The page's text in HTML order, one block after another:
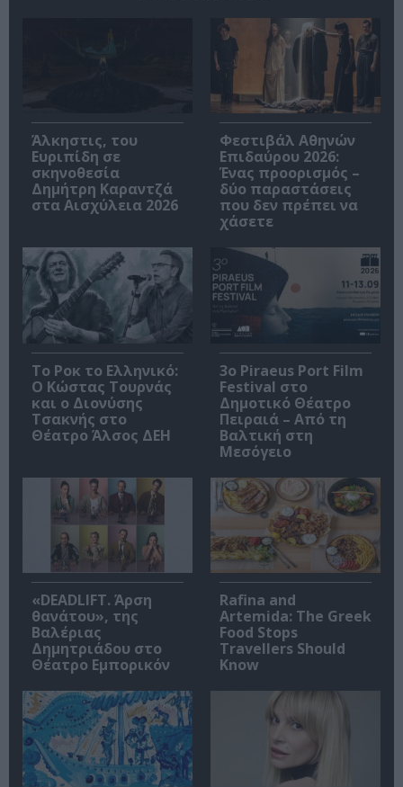
Άλκηστις, του
Ευριπίδη σε
σκηνοθεσία
Δημήτρη Καραντζά
στα Αισχύλεια 2026
Φεστιβάλ Αθηνών
Επιδαύρου 2026:
Ένας προορισμός –
δύο παραστάσεις
που δεν πρέπει να
χάσετε
Το Ροκ το Ελληνικό:
Ο Κώστας Τουρνάς
και ο Διονύσης
Τσακνής στο
Θέατρο Άλσος ΔΕΗ
3o Piraeus Port Film
Festival στο
Δημοτικό Θέατρο
Πειραιά – Από τη
Βαλτική στη
Μεσόγειο
«DEADLIFT. Άρση
θανάτου», της
Βαλέριας
Δημητριάδου στο
Θέατρο Εμπορικόν
Rafina and
Artemida: The Greek
Food Stops
Travellers Should
Know